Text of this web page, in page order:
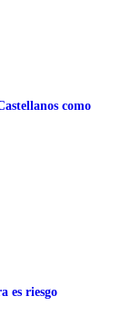
como
es riesgo